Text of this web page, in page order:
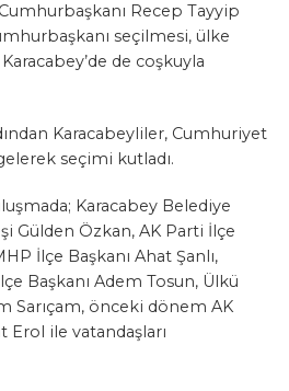
Recep Tayyip
seçilmesi, ülke
de coşkuyla
Karacabeyliler, Cumhuriyet
seçimi kutladı.
Karacabey Belediye
Gülden Özkan, AK Parti İlçe
İlçe Başkanı Ahat Şanlı,
Başkanı Adem Tosun, Ülkü
Sarıçam, önceki dönem AK
Erol ile vatandaşları